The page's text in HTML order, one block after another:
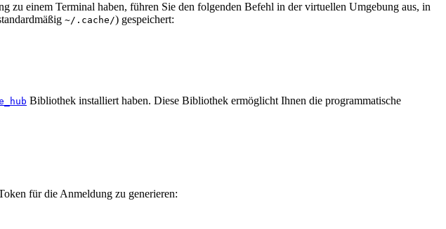
einem Terminal haben, führen Sie den folgenden Befehl in der virtuellen Umgebung aus, in
~/.cache/) gespeichert:
Bibliothek installiert haben. Diese Bibliothek ermöglicht Ihnen die programmatische
für die Anmeldung zu generieren: